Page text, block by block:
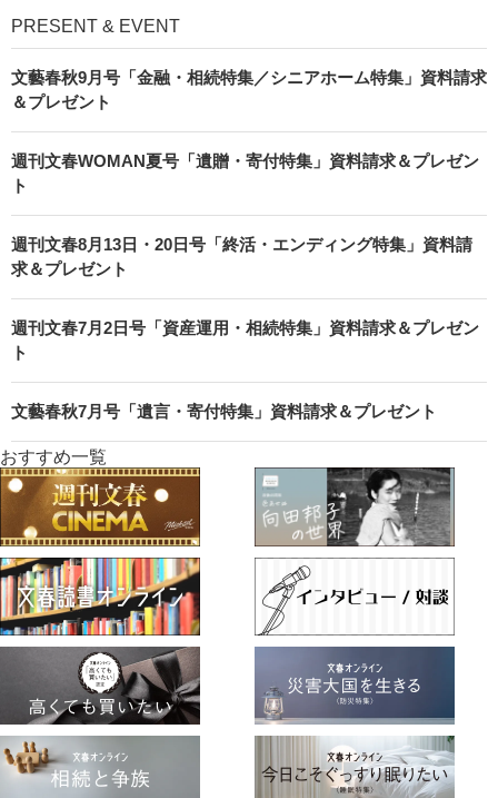
PRESENT & EVENT
文藝春秋9月号「金融・相続特集／シニアホーム特集」資料請求
＆プレゼント
週刊文春WOMAN夏号「遺贈・寄付特集」資料請求＆プレゼン
ト
週刊文春8月13日・20日号「終活・エンディング特集」資料請
求＆プレゼント
週刊文春7月2日号「資産運用・相続特集」資料請求＆プレゼン
ト
文藝春秋7月号「遺言・寄付特集」資料請求＆プレゼント
おすすめ一覧